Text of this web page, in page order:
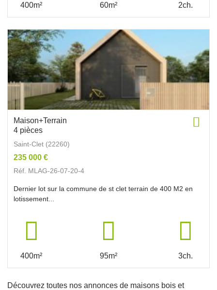
400m² 60m² 2ch.
Maison+Terrain
4 pièces
Saint-Clet (22260)
235 000 €
Réf. MLAG-26-07-20-4
Dernier lot sur la commune de st clet terrain de 400 M2 en
lotissement...
400m² 95m² 3ch.
Découvrez toutes nos annonces de maisons bois et